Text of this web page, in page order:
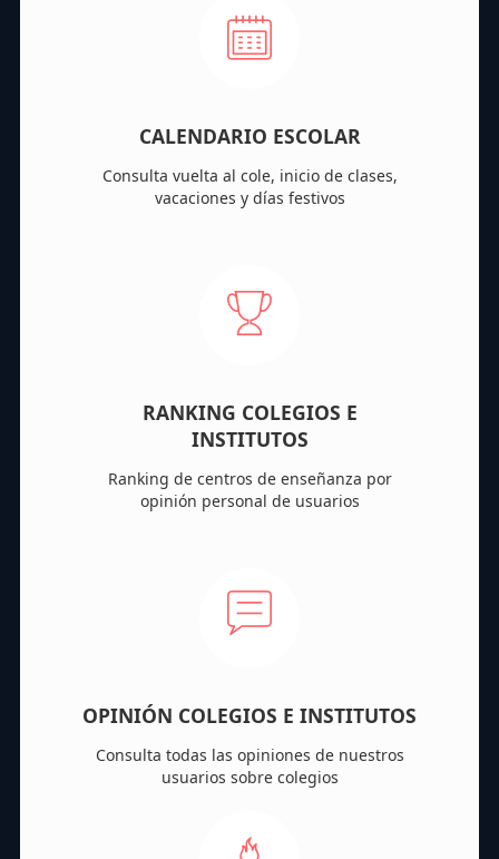
CALENDARIO ESCOLAR
Consulta vuelta al cole, inicio de clases,
vacaciones y días festivos
RANKING COLEGIOS E
INSTITUTOS
Ranking de centros de enseñanza por
opinión personal de usuarios
OPINIÓN COLEGIOS E INSTITUTOS
Consulta todas las opiniones de nuestros
usuarios sobre colegios